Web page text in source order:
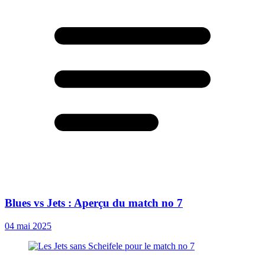
Blues vs Jets : Aperçu du match no 7
04 mai 2025